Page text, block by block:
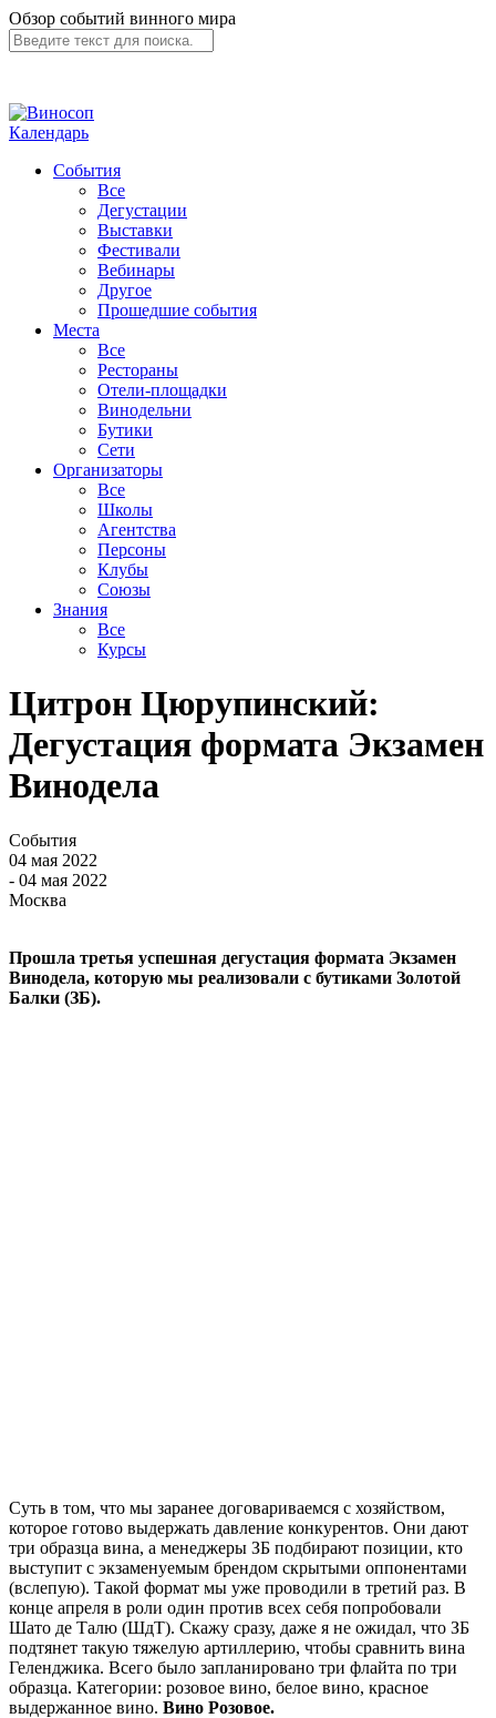
Обзор событий винного мира
Календарь
События
Все
Дегустации
Выставки
Фестивали
Вебинары
Другое
Прошедшие события
Места
Все
Рестораны
Отели-площадки
Винодельни
Бутики
Сети
Организаторы
Все
Школы
Агентства
Персоны
Клубы
Союзы
Знания
Все
Курсы
Цитрон Цюрупинский:
Дегустация формата Экзамен
Винодела
События
04 мая 2022
- 04 мая 2022
Москва
Прошла третья успешная дегустация формата Экзамен
Винодела, которую мы реализовали с бутиками Золотой
Балки (ЗБ).
Суть в том, что мы заранее договариваемся с хозяйством,
которое готово выдержать давление конкурентов. Они дают
три образца вина, а менеджеры ЗБ подбирают позиции, кто
выступит с экзаменуемым брендом скрытыми оппонентами
(вслепую). Такой формат мы уже проводили в третий раз. В
конце апреля в роли один против всех себя попробовали
Шато де Талю (ШдТ). Скажу сразу, даже я не ожидал, что ЗБ
подтянет такую тяжелую артиллерию, чтобы сравнить вина
Геленджика. Всего было запланировано три флайта по три
образца. Категории: розовое вино, белое вино, красное
выдержанное вино. Вино Розовое.